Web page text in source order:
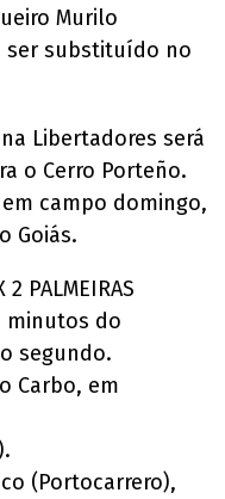
Murilo
ser substituído no
Libertadores será
o Cerro Porteño.
campo domingo,
Goiás.
2 PALMEIRAS
minutos do
segundo.
Carbo, em
(Portocarrero),